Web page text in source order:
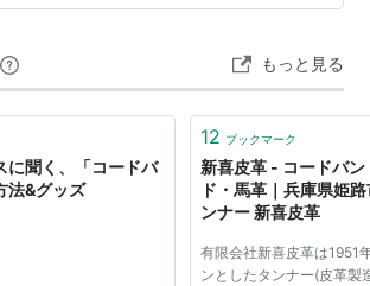
いて まとめ 30代・40代の気持ちを知る
トなどの持ち物にもこだわりを持つ方が
実際に革製品を選ぶ人からは、次のよう
もっと見る
に聞く、「コードバ
法&グッズ
12 ブックマーク
新喜皮革 - コードバ
ド・馬革｜兵庫県姫
ンナー 新喜皮革
有限会社新喜皮革は1951
ンとしたタンナー(皮革製